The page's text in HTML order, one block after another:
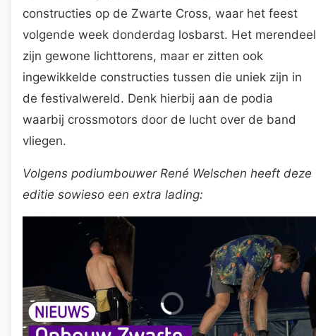
constructies op de Zwarte Cross, waar het feest
volgende week donderdag losbarst. Het merendeel
zijn gewone lichttorens, maar er zitten ook
ingewikkelde constructies tussen die uniek zijn in
de festivalwereld. Denk hierbij aan de podia
waarbij crossmotors door de lucht over de band
vliegen.
Volgens podiumbouwer René Welschen heeft deze
editie sowieso een extra lading: